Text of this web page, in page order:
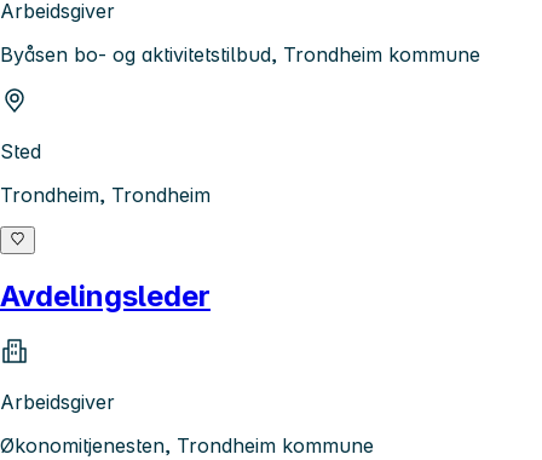
Arbeidsgiver
Byåsen bo- og aktivitetstilbud, Trondheim kommune
Sted
Trondheim, Trondheim
Avdelingsleder
Arbeidsgiver
Økonomitjenesten, Trondheim kommune